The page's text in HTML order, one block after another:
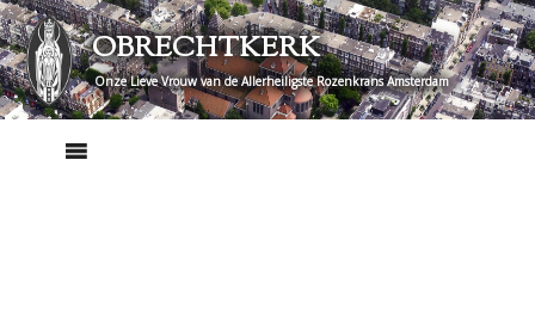
Skip
to
content
OBRECHTKERK
Onze Lieve Vrouw van de Allerheiligste Rozenkrans Amsterdam